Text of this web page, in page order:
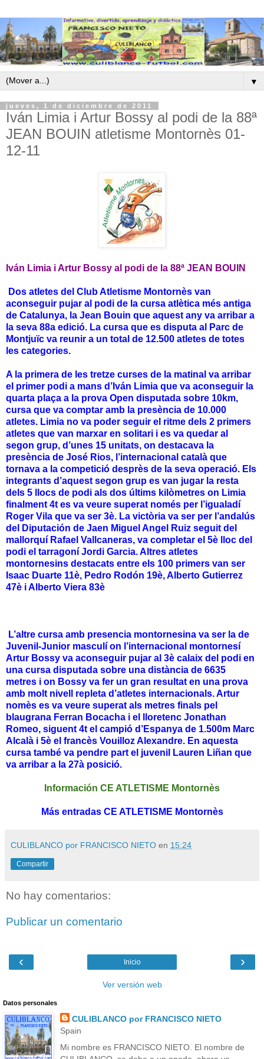
▼
jueves, 1 de diciembre de 2011
Iván Limia i Artur Bossy al podi de la 88ª
JEAN BOUIN atletisme Montornès 01-
12-11
Iván Limia i Artur Bossy al podi de la 88ª JEAN BOUIN
Dos atletes del Club Atletisme Montornès van
aconseguir pujar al podi de la cursa atlètica més antiga
de Catalunya, la Jean Bouin que aquest any va arribar a
la seva 88a edició. La cursa que es disputa al Parc de
Montjuïc va reunir a un total de 12.500 atletes de totes
les categories.
A la primera de les tretze curses de la matinal va arribar
el primer podi a mans d’Iván Limia que va aconseguir la
quarta plaça a la prova Open disputada sobre 10km,
cursa que va comptar amb la presència de 10.000
atletes. Limia no va poder seguir el ritme dels 2 primers
atletes que van marxar en solitari i es va quedar al
segon grup, d’unes 15 unitats, on destacava la
presència de José Rios, l’internacional català que
tornava a la competició desprès de la seva operació. Els
integrants d’aquest segon grup es van jugar la resta
dels 5 llocs de podi als dos últims kilòmetres on Limia
finalment 4t es va veure superat només per l’igualadí
Roger Vila que va ser 3è. La victòria va ser per l’andalús
del Diputación de Jaen Miguel Angel Ruiz seguit del
mallorquí Rafael Vallcaneras, va completar el 5è lloc del
podi el tarragoní Jordi Garcia. Altres atletes
montornesins destacats entre els 100 primers van ser
Isaac Duarte 11è, Pedro Rodón 19è, Alberto Gutierrez
47è i Alberto Viera 83è
L’altre cursa amb presencia montornesina va ser la de
Juvenil-Junior masculí on l’internacional montornesí
Artur Bossy va aconseguir pujar al 3è calaix del podi en
una cursa disputada sobre una distància de 6635
metres i on Bossy va fer un gran resultat en una prova
amb molt nivell repleta d’atletes internacionals. Artur
nomès es va veure superat als metres finals pel
blaugrana Ferran Bocacha i el lloretenc Jonathan
Romeo, siguent 4t el campió d’Espanya de 1.500m Marc
Alcalà i 5è el francès Vouilloz Alexandre. En aquesta
cursa també va pendre part el juvenil Lauren Liñan que
va arribar a la 27à posició.
Información CE ATLETISME Montornès
Más entradas CE ATLETISME Montornès
CULIBLANCO por FRANCISCO NIETO en 15:24
Compartir
No hay comentarios:
Publicar un comentario
‹ ›
Inicio
Ver versión web
Datos personales
CULIBLANCO por FRANCISCO NIETO
Spain
Mi nombre es FRANCISCO NIETO. El nombre de